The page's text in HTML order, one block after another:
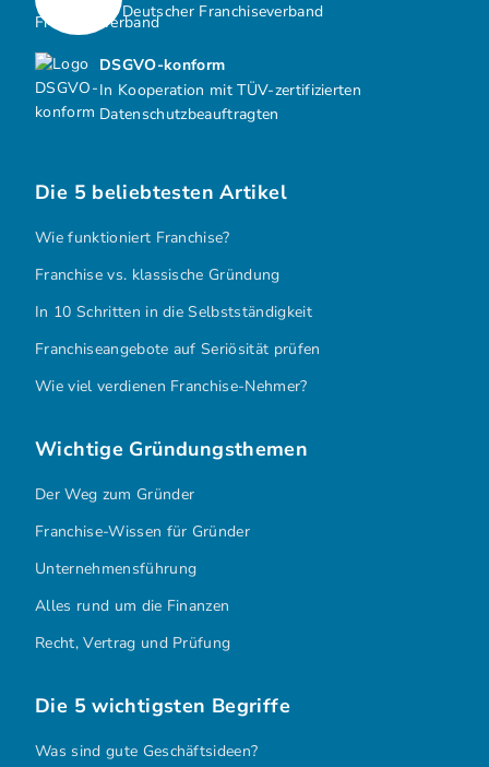
DSGVO-konform
In Kooperation mit TÜV-zertifizierten
Datenschutzbeauftragten
Deutscher Franchiseverband
Die 5 beliebtesten Artikel
Wie funktioniert Franchise?
Franchise vs. klassische Gründung
In 10 Schritten in die Selbstständigkeit
Franchiseangebote auf Seriösität prüfen
Wie viel verdienen Franchise-Nehmer?
Wichtige Gründungsthemen
Der Weg zum Gründer
Franchise-Wissen für Gründer
Unternehmensführung
Alles rund um die Finanzen
Recht, Vertrag und Prüfung
Die 5 wichtigsten Begriffe
Was sind gute Geschäftsideen?